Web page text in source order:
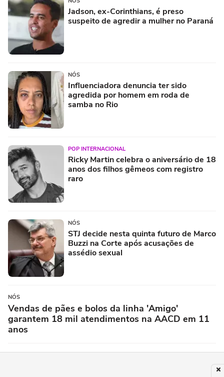
Jadson, ex-Corinthians, é preso
suspeito de agredir a mulher no Paraná
NÓS
Influenciadora denuncia ter sido
agredida por homem em roda de
samba no Rio
POP INTERNACIONAL
Ricky Martin celebra o aniversário de 18
anos dos filhos gêmeos com registro
raro
NÓS
STJ decide nesta quinta futuro de Marco
Buzzi na Corte após acusações de
assédio sexual
NÓS
Vendas de pães e bolos da linha 'Amigo'
garantem 18 mil atendimentos na AACD em 11
anos